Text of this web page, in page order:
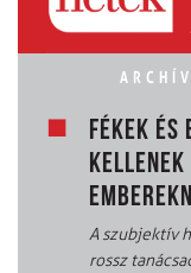
FÉKEK ÉS
A szubjektív
rossz